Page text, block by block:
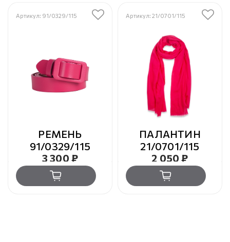
Артикул: 91/0329/115
РЕМЕНЬ
91/0329/115
3 300 ₽
Артикул: 21/0701/115
ПАЛАНТИН
21/0701/115
2 050 ₽